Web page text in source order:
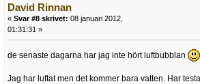
David Rinnan
« Svar #8 skrivet: 08 januari 2012,
01:31:31 »
de senaste dagarna har jag inte hört luftbubblan
Jag har luftat men det kommer bara vatten. Har